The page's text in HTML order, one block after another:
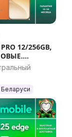
12/256GB,